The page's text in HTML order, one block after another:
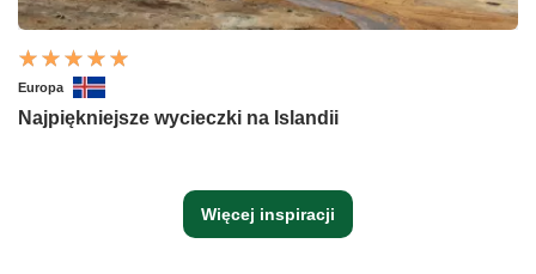
Europa
Najpiękniejsze wycieczki na Islandii
Więcej inspiracji